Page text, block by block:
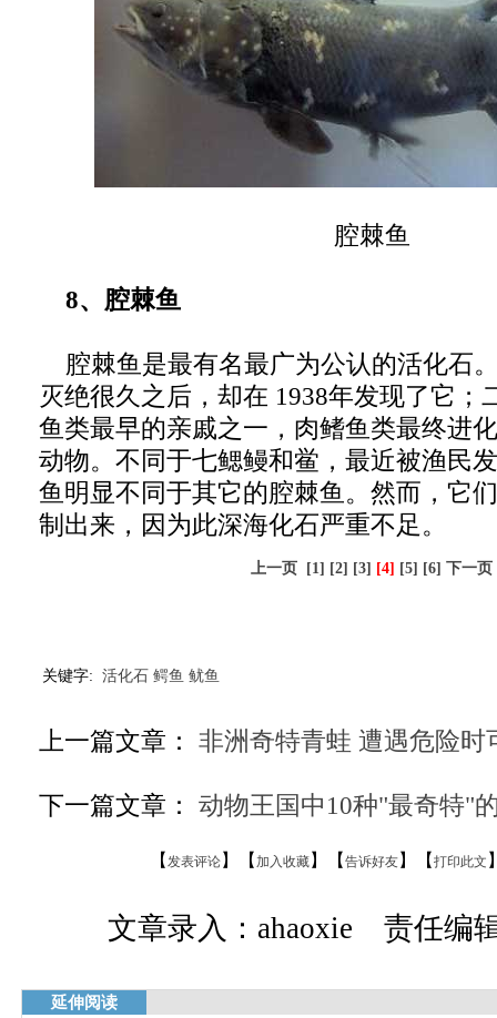
腔棘鱼
8、腔棘鱼
腔棘鱼是最有名最广为公认的活化石
灭绝很久之后，却在 1938年发现了它；
鱼类最早的亲戚之一，肉鳍鱼类最终进
动物。不同于七鳃鳗和鲎，最近被渔民
鱼明显不同于其它的腔棘鱼。然而，它
制出来，因为此深海化石严重不足。
上一页 [1] [2] [3] [4] [5] [6] 下一页
关键字: 活化石 鳄鱼 鱿鱼
上一篇文章： 非洲奇特青蛙 遭遇危险时
下一篇文章： 动物王国中10种"最奇特"
【 发表评论 】【 加入收藏 】【 告诉好友 】【 打印此文
文章录入：ahaoxie 责任编
延伸阅读